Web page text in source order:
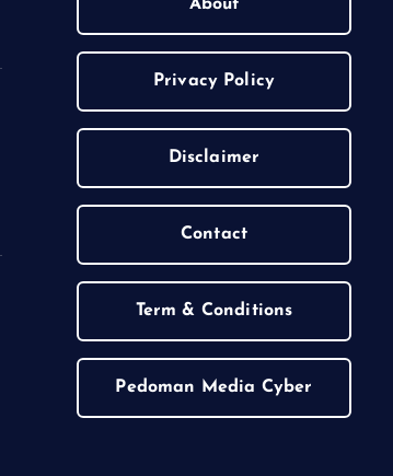
About
Privacy Policy
Disclaimer
Contact
Term & Conditions
Pedoman Media Cyber